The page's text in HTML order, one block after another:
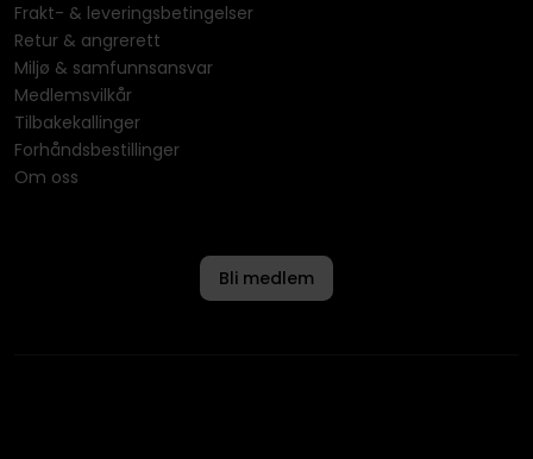
Frakt- & leveringsbetingelser
Retur & angrerett
Miljø & samfunnsansvar
Medlemsvilkår
Tilbakekallinger
Forhåndsbestillinger
Om oss
Bli medlem